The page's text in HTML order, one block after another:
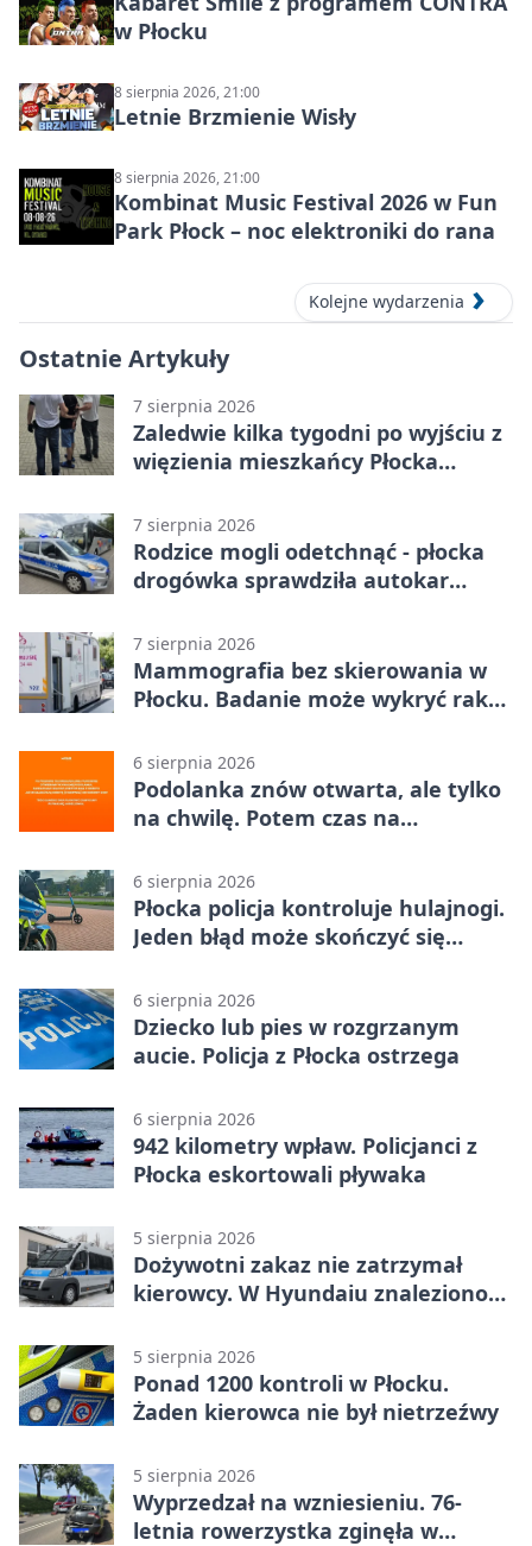
w Płocku
8 sierpnia 2026, 21:00
Letnie Brzmienie Wisły
8 sierpnia 2026, 21:00
Kombinat Music Festival 2026 w Fun
Park Płock – noc elektroniki do rana
Kolejne wydarzenia
Ostatnie Artykuły
7 sierpnia 2026
Zaledwie kilka tygodni po wyjściu z
więzienia mieszkańcy Płocka
7 sierpnia 2026
Rodzice mogli odetchnąć - płocka
drogówka sprawdziła autokar
7 sierpnia 2026
Mammografia bez skierowania w
Płocku. Badanie może wykryć raka,
6 sierpnia 2026
Podolanka znów otwarta, ale tylko
na chwilę. Potem czas na
6 sierpnia 2026
Płocka policja kontroluje hulajnogi.
Jeden błąd może skończyć się
6 sierpnia 2026
Dziecko lub pies w rozgrzanym
aucie. Policja z Płocka ostrzega
6 sierpnia 2026
942 kilometry wpław. Policjanci z
Płocka eskortowali pływaka
5 sierpnia 2026
Dożywotni zakaz nie zatrzymał
kierowcy. W Hyundaiu znaleziono
5 sierpnia 2026
Ponad 1200 kontroli w Płocku.
Żaden kierowca nie był nietrzeźwy
5 sierpnia 2026
Wyprzedzał na wzniesieniu. 76-
letnia rowerzystka zginęła w